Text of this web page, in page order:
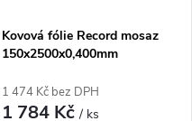
Kovová fólie Record mosaz
150x2500x0,400mm
1 474 Kč bez DPH
1 784 Kč/ ks